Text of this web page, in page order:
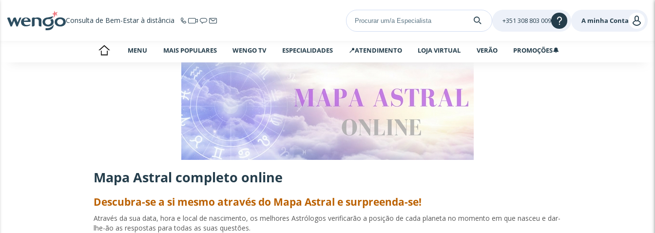
Consulta de Bem-Estar à distância A minha Conta
+351 308 803 009
MENU MAIS POPULARES WENGO TV ESPECIALIDADES 📍ATENDIMENTO LOJA VIRTUAL VERÃO PROMOÇÕES🔔
Mapa Astral completo online
Descubra-se a si mesmo através do Mapa Astral e surpreenda-se!
Através da sua data, hora e local de nascimento, os melhores Astrólogos verificarão a posição de cada planeta no momento em que nasceu e dar-
lhe-ão as respostas para todas as suas questões.